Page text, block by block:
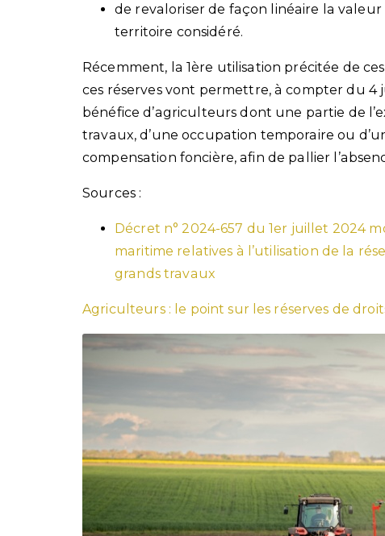
de revaloriser de façon linéaire la
territoire considéré.
Récemment, la 1ère utilisation précitée de
ces réserves vont permettre, à compter du
bénéfice d’agriculteurs dont une partie de
travaux, d’une occupation temporaire ou
compensation foncière, afin de pallier
Sources :
Décret n° 2024-657 du 1er juillet 2024
maritime relatives à l’utilisation de la
grands travaux
Agriculteurs : le point sur les réserves de